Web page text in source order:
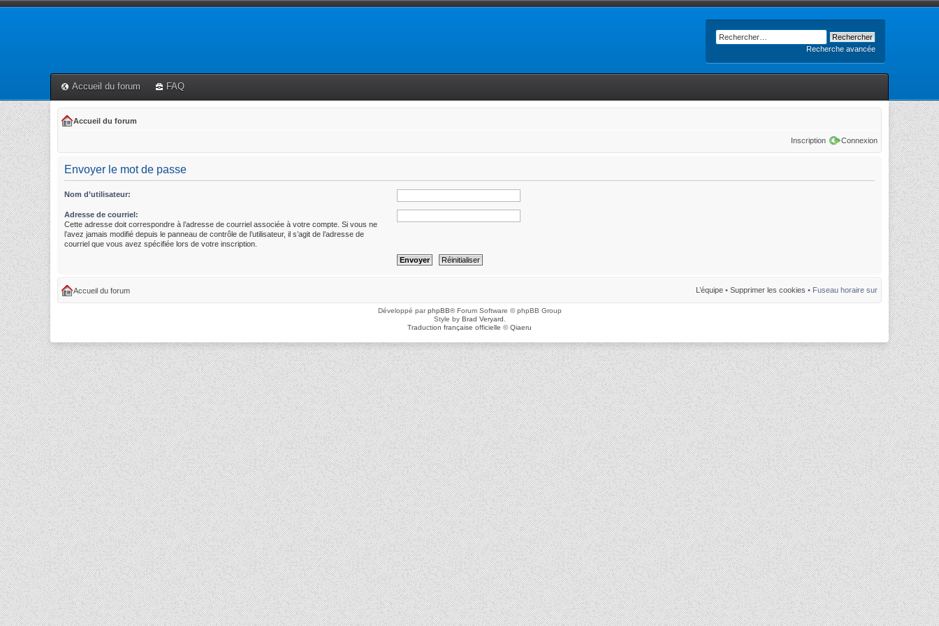
Recherche avancée
Accueil du forum FAQ
Accueil du forum
Inscription Connexion
Envoyer le mot de passe
Nom d’utilisateur:
Adresse de courriel:
Cette adresse doit correspondre à l’adresse de courriel associée à votre compte. Si vous ne
l’avez jamais modifié depuis le panneau de contrôle de l’utilisateur, il s’agit de l’adresse de
courriel que vous avez spécifiée lors de votre inscription.
Accueil du forum L’équipe • Supprimer les cookies • Fuseau horaire sur
Développé parphpBB® Forum Software © phpBB Group
Style by Brad Veryard
Traduction française officielle ©Qiaeru